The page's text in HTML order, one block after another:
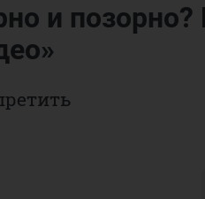
и позорно?